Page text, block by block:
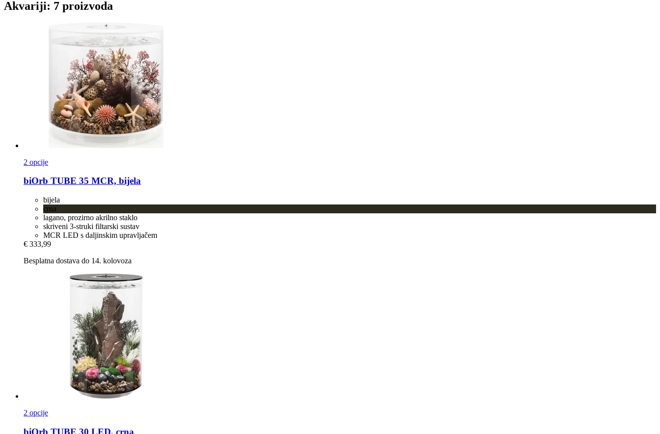
Akvariji: 7 proizvoda
2 opcije
biOrb TUBE 35 MCR, bijela
bijela
crna
lagano, prozirno akrilno staklo
skriveni 3-struki filtarski sustav
MCR LED s daljinskim upravljačem
€ 333,99
Besplatna dostava do 14. kolovoza
2 opcije
biOrb TUBE 30 LED, crna